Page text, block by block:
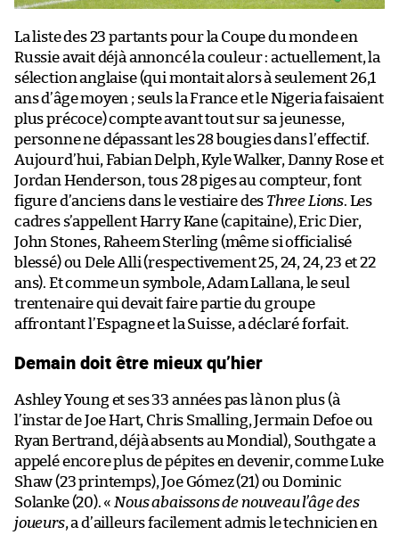
La liste des 23 partants pour la Coupe du monde en
Russie avait déjà annoncé la couleur : actuellement, la
sélection anglaise (qui montait alors à seulement 26,1
ans d’âge moyen ; seuls la France et le Nigeria faisaient
plus précoce) compte avant tout sur sa jeunesse,
personne ne dépassant les 28 bougies dans l’effectif.
Aujourd’hui, Fabian Delph, Kyle Walker, Danny Rose et
Jordan Henderson, tous 28 piges au compteur, font
figure d’anciens dans le vestiaire des Three Lions. Les
cadres s’appellent Harry Kane (capitaine), Eric Dier,
John Stones, Raheem Sterling (même si officialisé
blessé) ou Dele Alli (respectivement 25, 24, 24, 23 et 22
ans). Et comme un symbole, Adam Lallana, le seul
trentenaire qui devait faire partie du groupe
affrontant l’Espagne et la Suisse, a déclaré forfait.
Demain doit être mieux qu’hier
Ashley Young et ses 33 années pas là non plus (à
l’instar de Joe Hart, Chris Smalling, Jermain Defoe ou
Ryan Bertrand, déjà absents au Mondial), Southgate a
appelé encore plus de pépites en devenir, comme Luke
Shaw (23 printemps), Joe Gómez (21) ou Dominic
Solanke (20). « Nous abaissons de nouveau l’âge des
joueurs, a d’ailleurs facilement admis le technicien en